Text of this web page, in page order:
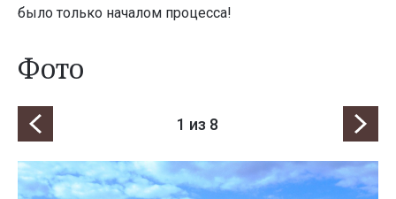
было только началом процесса!
Фото
1 из 8